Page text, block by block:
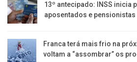
13º antecipado: INSS inicia
aposentados e pensionistas
Franca terá mais frio na
voltam a “assombrar” os